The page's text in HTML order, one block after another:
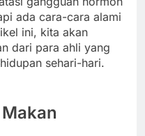
ada cara-cara alami
ini, kita akan
dari para ahli yang
sehari-hari.